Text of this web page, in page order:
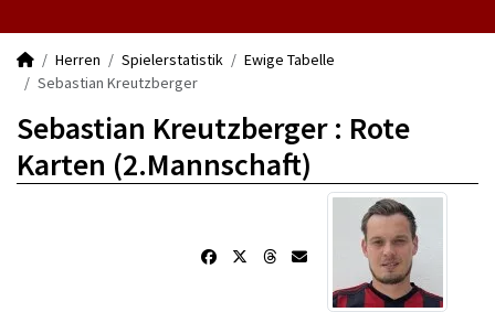
Herren Spielerstatistik
Ewige Tabelle
Sebastian Kreutzberger
Sebastian Kreutzberger : Rote
Karten (2.Mannschaft)